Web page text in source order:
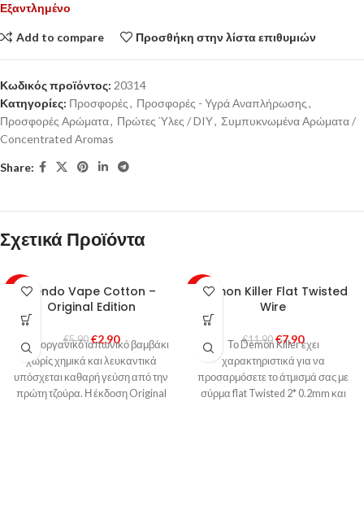
Εξαντλημένο
Add to compare Προσθήκη στην λίστα επιθυμιών
Κωδικός προϊόντος: 20314
Κατηγορίες: Προσφορές, Προσφορές - Υγρά Αναπλήρωσης,
Προσφορές Αρώματα, Πρώτες Ύλες / DIY, Συμπυκνωμένα Αρώματα /
Concentrated Aromas
Share:
Σχετικά Προϊόντα
-51%Kendo Vape Cotton –
Original Edition
€5,90 €2,90
100% οργανικό ιαπωνικό βαμβάκι
χωρίς χημικά και λευκαντικά
υπόσχεται καθαρή γεύση από την
πρώτη τζούρα. Η έκδοση Original
-34%Demon Killer Flat Twisted
Wire
€11,90 €7,90
Το Demon Killer έχει
χαρακτηριστικά για να
προσαρμόσετε το άτμισμά σας με
σύρμα flat Twisted 2* 0.2mm και